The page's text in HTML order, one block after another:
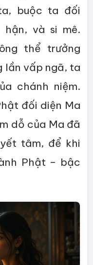
buộc ta đối
và si mê.
thể trưởng
lần vấp ngã, ta
chánh niệm.
đối diện Ma
dỗ của Ma đã
tâm, để khi
Phật – bậc